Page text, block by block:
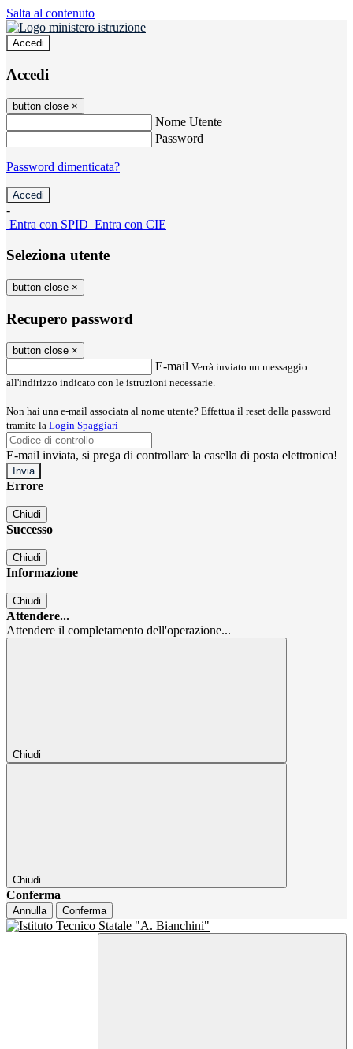
Salta al contenuto
Accedi
Accedi
button close ×
Nome Utente
Password
Password dimenticata?
-
Entra con SPID Entra con CIE
Seleziona utente
button close ×
Recupero password
button close ×
E-mail Verrà inviato un messaggio
all'indirizzo indicato con le istruzioni necessarie.
Non hai una e-mail associata al nome utente? Effettua il reset della password
tramite la Login Spaggiari
E-mail inviata, si prega di controllare la casella di posta elettronica!
Errore
Chiudi
Successo
Chiudi
Informazione
Chiudi
Attendere...
Attendere il completamento dell'operazione...
Chiudi
Chiudi
Conferma
Annulla Conferma